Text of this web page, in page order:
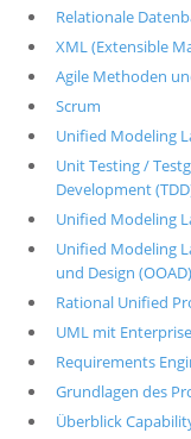
Relationale
XML (Extensible
Agile Methoden
Scrum
Unified Modeling
Unit Testing /
Development
Unified Modeling
Unified Modeling
und Design (OOAD)
Rational Unified
UML mit
Requirements
Grundlagen des
Überblick